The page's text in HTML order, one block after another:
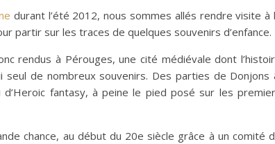
durant l’été 2012, nous sommes allés rendre visite à
sur les traces de quelques souvenirs d’enfance.
rendus à Pérouges, une cité médiévale dont
de nombreux souvenirs. Des parties de Donjons
fantasy, à peine le pied posé sur les
chance, au début du 20e siècle grâce à un comité